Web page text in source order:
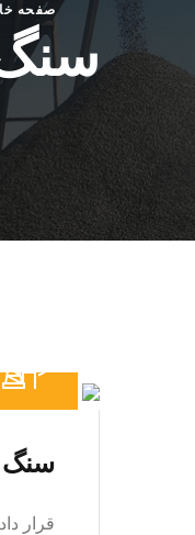
صفحه
سنگ
سنگ
قرار